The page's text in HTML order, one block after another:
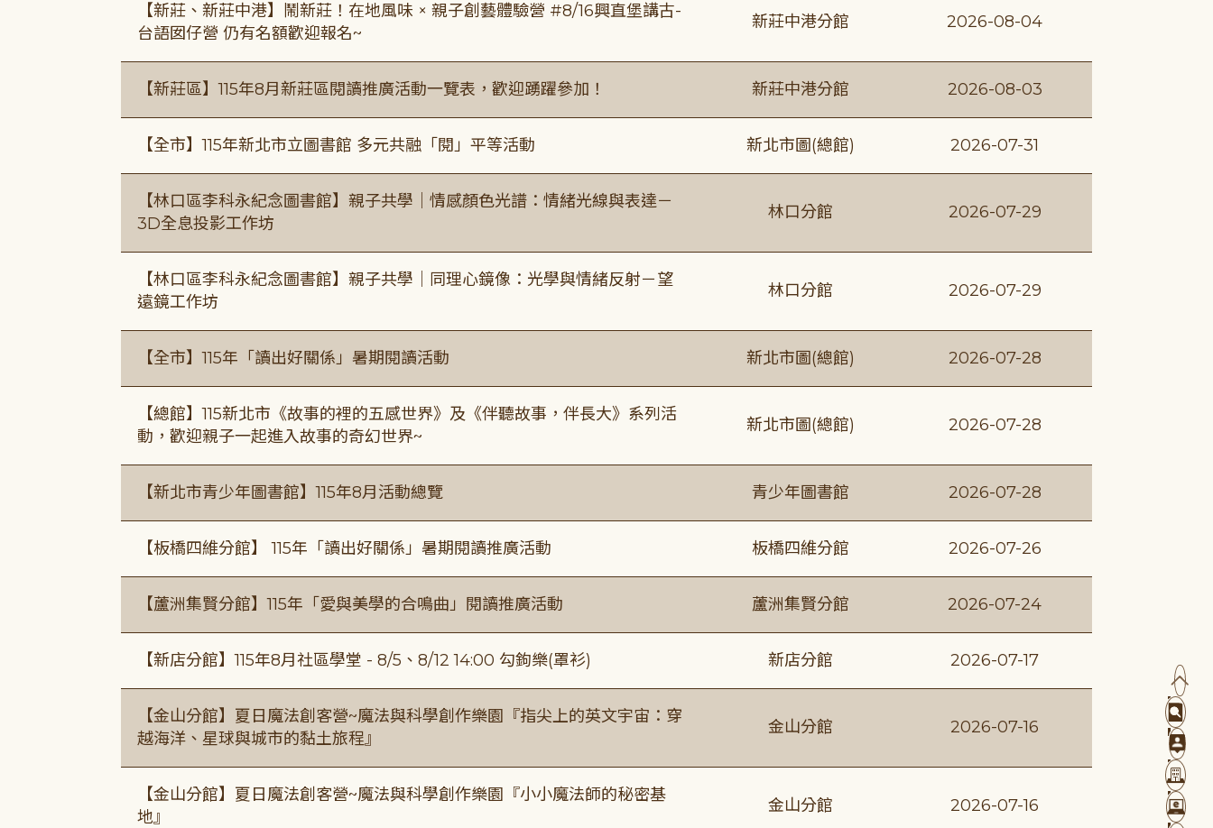
【新莊、新莊中港】鬧新莊！在地風味 × 親子創藝體驗營 #8/16興直堡講古-
台語囡仔營 仍有名額歡迎報名~
新莊中港分館 2026-08-04
【新莊區】115年8月新莊區閱讀推廣活動一覽表，歡迎踴躍參加！ 新莊中港分館 2026-08-03
【全市】115年新北市立圖書館 多元共融「閱」平等活動 新北市圖(總館) 2026-07-31
【林口區李科永紀念圖書館】親子共學｜情感顏色光譜：情緒光線與表達－
3D全息投影工作坊
林口分館 2026-07-29
【林口區李科永紀念圖書館】親子共學｜同理心鏡像：光學與情緒反射－望
遠鏡工作坊
林口分館 2026-07-29
【全市】115年「讀出好關係」暑期閱讀活動 新北市圖(總館) 2026-07-28
【總館】115新北市《故事的裡的五感世界》及《伴聽故事，伴長大》系列活
動，歡迎親子一起進入故事的奇幻世界~
新北市圖(總館) 2026-07-28
【新北市青少年圖書館】115年8月活動總覽 青少年圖書館 2026-07-28
【板橋四維分館】 115年「讀出好關係」暑期閱讀推廣活動 板橋四維分館 2026-07-26
【蘆洲集賢分館】115年「愛與美學的合鳴曲」閱讀推廣活動 蘆洲集賢分館 2026-07-24
【新店分館】115年8月社區學堂 - 8/5、8/12 14:00 勾鉤樂(罩衫) 新店分館 2026-07-17
【金山分館】夏日魔法創客營~魔法與科學創作樂園『指尖上的英文宇宙：穿
越海洋、星球與城市的黏土旅程』
金山分館 2026-07-16
【金山分館】夏日魔法創客營~魔法與科學創作樂園『小小魔法師的秘密基
地』
金山分館 2026-07-16